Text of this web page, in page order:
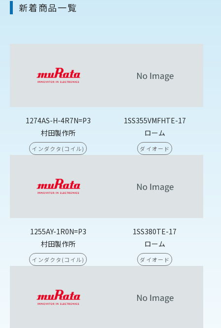
新着商品一覧
1274AS-H-4R7N=P3
村田製作所
インダクタ(コイル)
1SS355VMFHTE-17
ローム
ダイオード
1255AY-1R0N=P3
村田製作所
インダクタ(コイル)
1SS380TE-17
ローム
ダイオード